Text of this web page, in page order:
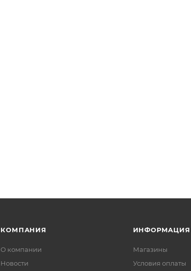
КОМПАНИЯ
О компании
Новости
ИНФОРМАЦИЯ
Магазины
Условия оплаты